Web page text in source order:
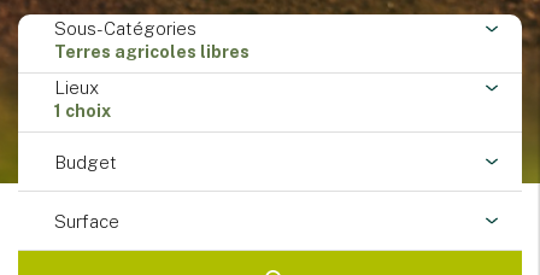
Sous-Catégories
Terres agricoles libres
Lieux
1 choix
Budget
Surface